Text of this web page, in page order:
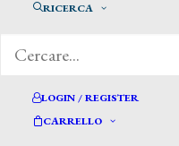
RICERCA
LOGIN / REGISTER
CARRELLO